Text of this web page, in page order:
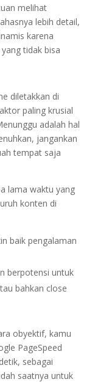
melihat
lebih detail,
karena
tidak bisa
diletakkan di
paling krusial
adalah hal
jangankan
tempat saja
lama waktu yang
konten di
baik pengalaman
berpotensi untuk
bahkan close
obyektif, kamu
PageSpeed
sebagai
saatnya untuk